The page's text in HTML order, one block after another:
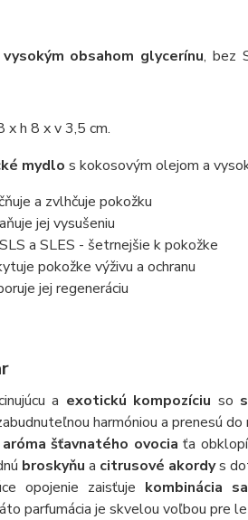
obsahom glycerínu, bez
x h 8 x v 3,5 cm.
mydlo s kokosovým olejom a
a zvlhčuje pokožku
jej vysušeniu
a SLES - šetrnejšie k pokožke
pokožke výživu a ochranu
jej regeneráciu
a exotickú kompozíciu so
harmóniou a prenesú do
aróma šťavnatého ovocia ťa
broskyňu a citrusové akordys
opojenie zaisťuje kombinácia
parfumácia je skvelou voľbou pre